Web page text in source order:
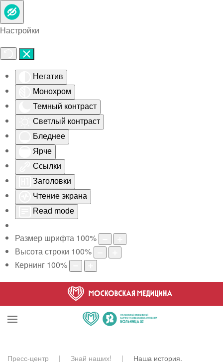
Настройки
Негатив
Монохром
Темный контраст
Светлый контраст
Бледнее
Ярче
Ссылки
Заголовки
Чтение экрана
Read mode
Размер шрифта 100%
Высота строки 100%
Кернинг 100%
Skip to main content
Пресс-центр Знай наших!
Наша история.